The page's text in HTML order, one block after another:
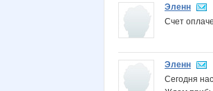
Эленн
Счет
Эленн
Сегодня